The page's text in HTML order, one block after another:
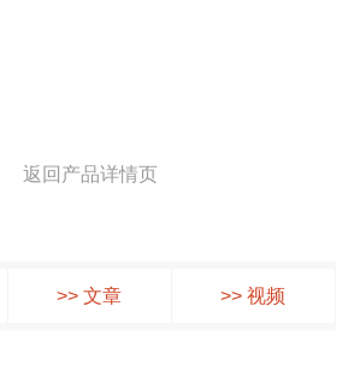
返回产品详情页
>> 文章 >> 视频